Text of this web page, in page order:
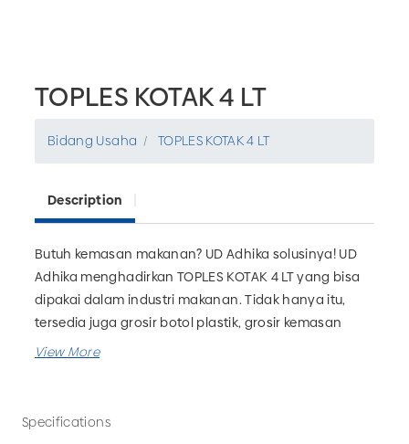
TOPLES KOTAK 4 LT
Bidang Usaha TOPLES KOTAK 4 LT
Description
Butuh kemasan makanan? UD Adhika solusinya! UD
Adhika menghadirkan TOPLES KOTAK 4 LT yang bisa
dipakai dalam industri makanan. Tidak hanya itu,
tersedia juga grosir botol plastik, grosir kemasan
farmasi, grosir kemasan rumah tangga dan masih
Specifications